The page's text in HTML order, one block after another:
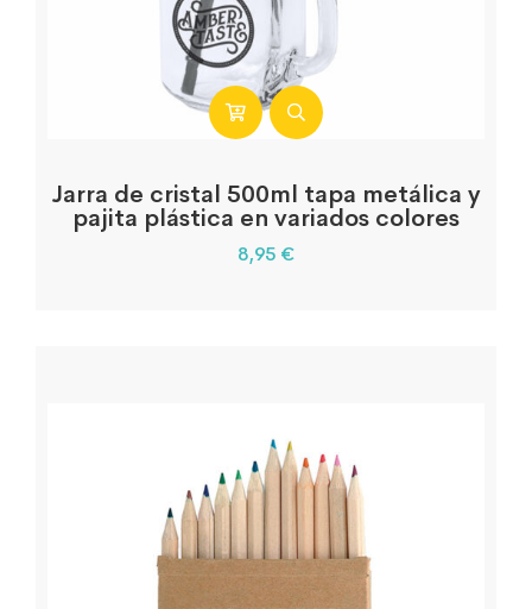
Jarra de cristal 500ml tapa metálica y
pajita plástica en variados colores
8,95 €